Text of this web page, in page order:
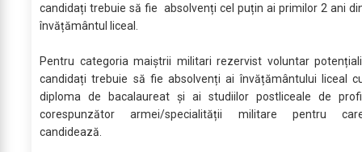
candidați trebuie să fie absolvenți cel puțin ai primilor 2 ani
învățământul liceal.
Pentru categoria maiștrii militari rezervist voluntar
candidați trebuie să fie absolvenți ai învățământului liceal
diploma de bacalaureat și ai studiilor postliceale de
corespunzător armei/specialității militare pentru
candidează.